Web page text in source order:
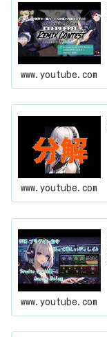
www.youtube.com
www.youtube.com
www.youtube.com